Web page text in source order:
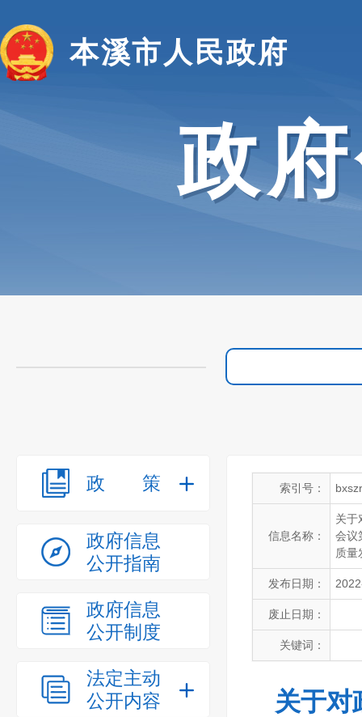
本溪市人民政府
政
政策
政府信息
公开指南
政府信息
公开制度
法定主动
公开内容
索引号：
信息名称：
关于
会议
质量
发布日期：
废止日期：
关键词：
关于对